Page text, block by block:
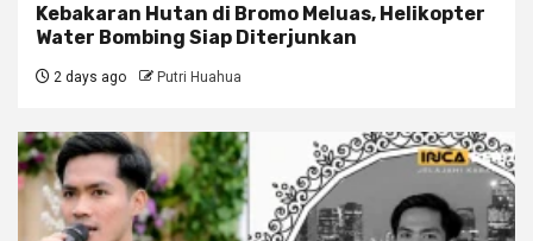
Kebakaran Hutan di Bromo Meluas, Helikopter
Water Bombing Siap Diterjunkan
2 days ago Putri Huahua